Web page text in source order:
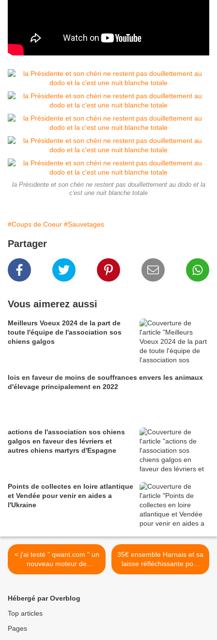
la Présidente et son chéri ne restent pas douillettement au dodo et la
c'est une nuit blanche totale
#Coups de Coeur #Sauvetages
Partager
Vous aimerez aussi
Meilleurs Voeux 2024 de la part de
toute l'équipe de l'association sos
chiens galgos
lois en faveur de moins de souffrances envers les animaux
d'élevage principalement en 2022
actions de l'association sos chiens
galgos en faveur des lévriers et
autres chiens martyrs d'Espagne
Points de collectes en loire atlantique
et Vendée pour venir en aides a
l'Ukraine
< j'ai testé " qwant.com " un
nouveau moteur de
recherche génial !
35€ ensemble Harnais et sa
laisse réfléchissante pour
les lévriers Whippets,
Hébergé par Overblog
Top articles
Pages